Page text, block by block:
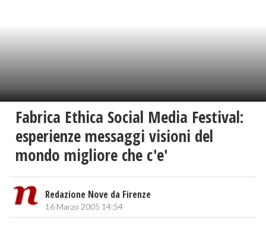
Fabrica Ethica Social Media Festival:
esperienze messaggi visioni del
mondo migliore che c'e'
Redazione Nove da Firenze
16 Marzo 2005 14:54